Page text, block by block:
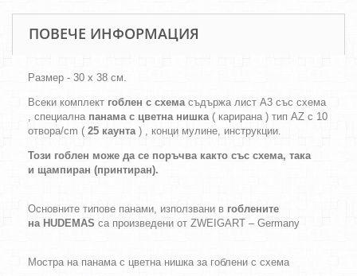
ПОВЕЧЕ ИНФОРМАЦИЯ
Размер - 30 х 38 см.
Всеки комплект гоблен с схемасъдържа лист А3 със схема
, специална панама с цветна нишка( карирана ) тип AZ с 10
отвора/cm ( 25 каунта) , конци мулине, инструкции.
Този гоблен може да се поръчва както със схема, така
и щампиран (принтиран).
Основните типове панами, използвани в гоблените
на HUDEMAS са произведени от ZWEIGART – Germany
Мостра на панама с цветна нишка за гоблени с схема